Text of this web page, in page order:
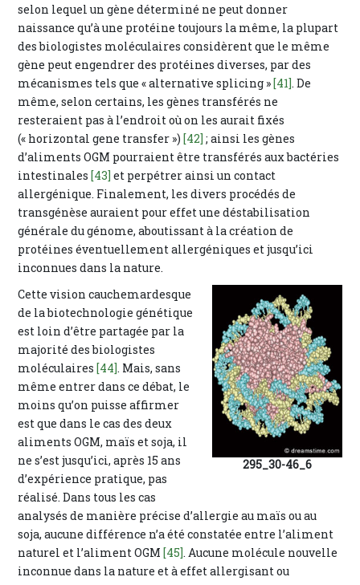
selon lequel un gène déterminé ne peut donner
naissance qu’à une protéine toujours la même, la plupart
des biologistes moléculaires considèrent que le même
gène peut engendrer des protéines diverses, par des
mécanismes tels que « alternative splicing »[41]. De
même, selon certains, les gènes transférés ne
resteraient pas à l’endroit où on les aurait fixés
(« horizontal gene transfer »)[42] ; ainsi les gènes
d’aliments OGM pourraient être transférés aux bactéries
intestinales[43] et perpétrer ainsi un contact
allergénique. Finalement, les divers procédés de
transgénèse auraient pour effet une déstabilisation
générale du génome, aboutissant à la création de
protéines éventuellement allergéniques et jusqu’ici
inconnues dans la nature.
295_30-46_6
Cette vision cauchemardesque
de la biotechnologie génétique
est loin d’être partagée par la
majorité des biologistes
moléculaires[44]. Mais, sans
même entrer dans ce débat, le
moins qu’on puisse affirmer
est que dans le cas des deux
aliments OGM, maïs et soja, il
ne s’est jusqu’ici, après 15 ans
d’expérience pratique, pas
réalisé. Dans tous les cas
analysés de manière précise d’allergie au maïs ou au
soja, aucune différence n’a été constatée entre l’aliment
naturel et l’aliment OGM[45]. Aucune molécule nouvelle
inconnue dans la nature et à effet allergisant ou